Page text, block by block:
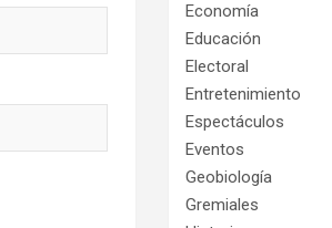
Economía
Educación
Electoral
Entretenimiento
Espectáculos
Eventos
Geobiología
Gremiales